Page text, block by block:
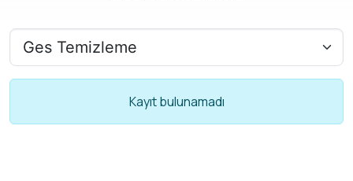
Kayıt bulunamadı